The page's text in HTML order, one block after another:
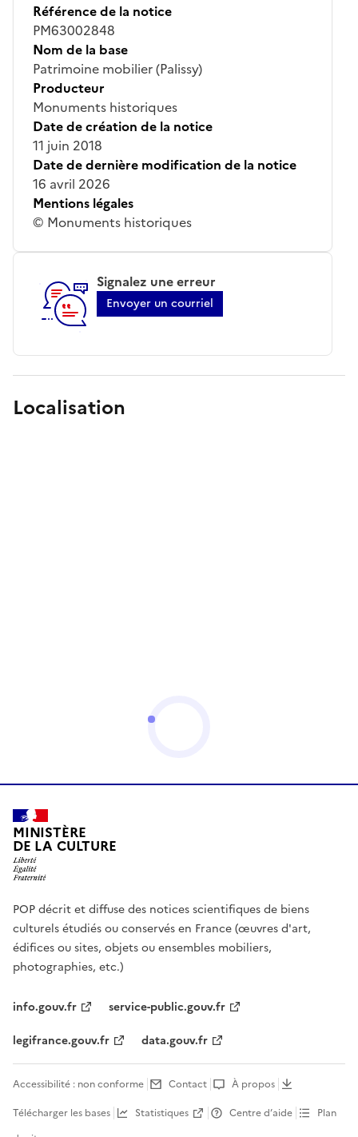
Référence de la notice
PM63002848
Nom de la base
Patrimoine mobilier (Palissy)
Producteur
Monuments historiques
Date de création de la notice
11 juin 2018
Date de dernière modification de la notice
16 avril 2026
Mentions légales
© Monuments historiques
Signalez une erreur
Envoyer un courriel
Localisation
MINISTÈRE
DE LA CULTURE
POP décrit et diffuse des notices scientifiques de biens
culturels étudiés ou conservés en France (œuvres d'art,
édifices ou sites, objets ou ensembles mobiliers,
photographies, etc.)
info.gouv.fr
service-public.gouv.fr
legifrance.gouv.fr
data.gouv.fr
Accessibilité : non conforme Contact
À propos
Télécharger les bases
Statistiques Centre d’aide
Plan